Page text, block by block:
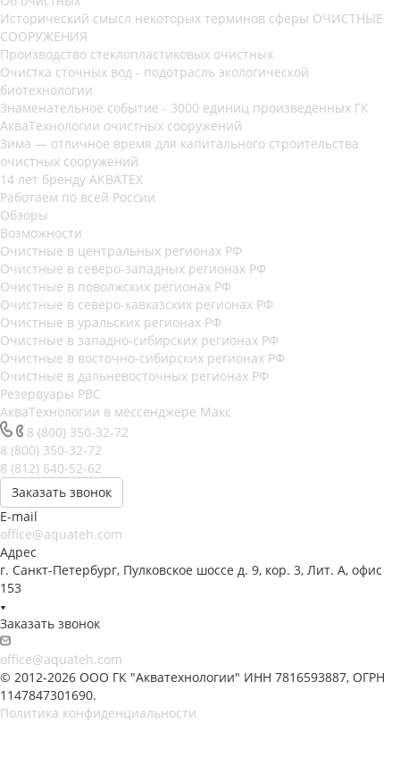
Исторический смысл некоторых терминов сферы ОЧИСТНЫЕ
СООРУЖЕНИЯ
Производство стеклопластиковых очистных
Очистка сточных вод - подотрасль экологической
биотехнологии
Знаменательное событие - 3000 единиц произведённых ГК
АкваТехнологии очистных сооружений
Зима — отличное время для капитального строительства
очистных сооружений
14 лет бренду АКВАТЕХ
Работаем по всей России
Обзоры
Возможности
Очистные в центральных регионах РФ
Очистные в северо-западных регионах РФ
Очистные в поволжских регионах РФ
Очистные в северо-кавказских регионах РФ
Очистные в уральских регионах РФ
Очистные в западно-сибирских регионах РФ
Очистные в восточно-сибирских регионах РФ
Очистные в дальневосточных регионах РФ
Резервуары РВС
АкваТехнологии в мессенджере Макс
8 (800) 350-32-72
8 (800) 350-32-72
8 (812) 640-52-62
Заказать звонок
E-mail
office@aquateh.com
Адрес
г. Санкт-Петербург, Пулковское шоссе д. 9, кор. 3, Лит. А, офис
153
Заказать звонок
office@aquateh.com
© 2012-2026 ООО ГК "Акватехнологии" ИНН 7816593887, ОГРН
1147847301690.
Политика конфиденциальности